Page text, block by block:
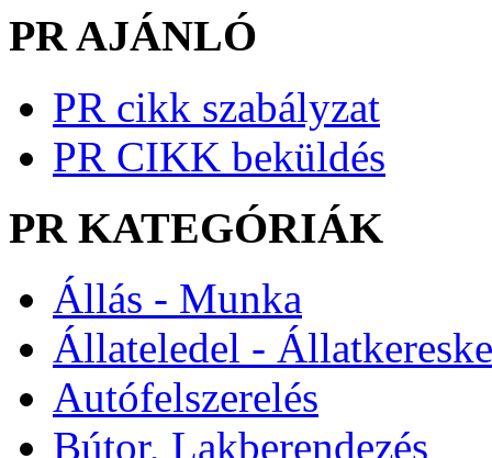
PR AJÁNLÓ
PR cikk szabályzat
PR CIKK beküldés
PR KATEGÓRIÁK
Állás - Munka
Állateledel -
Autófelszerelés
Bútor, Lakberendezés